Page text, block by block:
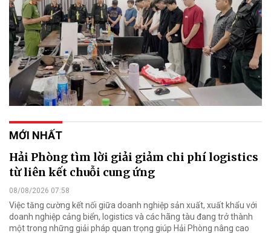
MỚI NHẤT
Hải Phòng tìm lời giải giảm chi phí logistics
từ liên kết chuỗi cung ứng
08/08/2026 07:58
Việc tăng cường kết nối giữa doanh nghiệp sản xuất, xuất khẩu với
doanh nghiệp cảng biển, logistics và các hãng tàu đang trở thành
một trong những giải pháp quan trọng giúp Hải Phòng nâng cao